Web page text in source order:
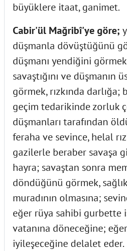
büyüklere itaat, ganimet.
Cabir'ül Mağribî'ye göre;
düşmanla dövüştüğünü
düşmanı yendiğini
savaştığını ve düşmanın
görmek, rızkında
geçim tedarikinde zorluk
düşmanları tarafından
feraha ve sevince, helal
gazilerle beraber savaşa
hayra; savaştan sonra
döndüğünü görmek,
muradının olmasına;
eğer rüya sahibi gurbette
vatanına döneceğine;
iyileşeceğine delalet eder.